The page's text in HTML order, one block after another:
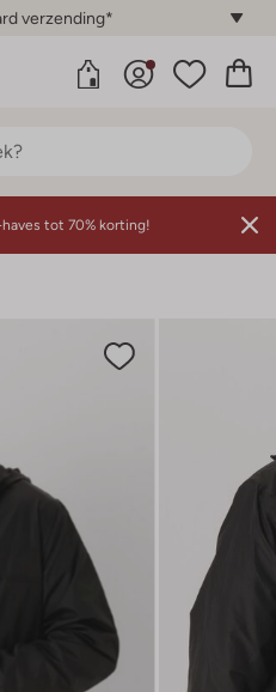
verzending*
tot 70% korting!